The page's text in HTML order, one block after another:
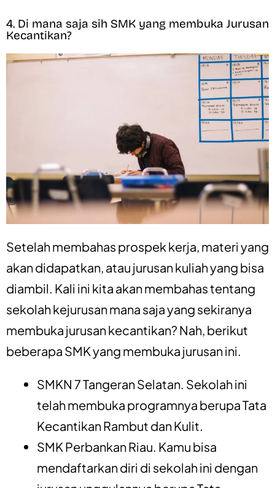
4. Di mana saja sih SMK yang membuka Jurusan
Kecantikan?
Setelah membahas prospek kerja, materi yang
akan didapatkan, atau jurusan kuliah yang bisa
diambil. Kali ini kita akan membahas tentang
sekolah kejurusan mana saja yang sekiranya
membuka jurusan kecantikan? Nah, berikut
beberapa SMK yang membuka jurusan ini.
SMKN 7 Tangeran Selatan. Sekolah ini
telah membuka programnya berupa Tata
Kecantikan Rambut dan Kulit.
SMK Perbankan Riau. Kamu bisa
mendaftarkan diri di sekolah ini dengan